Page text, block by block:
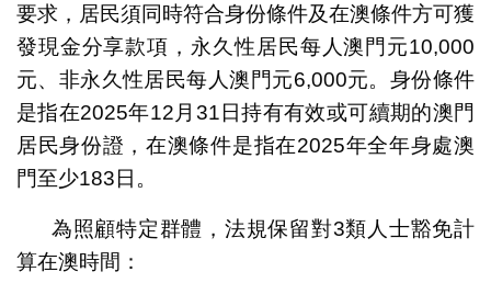
要求，居民須同時符合身份條件及在澳條件方可獲
發現金分享款項，永久性居民每人澳門元10,000
元、非永久性居民每人澳門元6,000元。身份條件
是指在2025年12月31日持有有效或可續期的澳門
居民身份證，在澳條件是指在2025年全年身處澳
門至少183日。
為照顧特定群體，法規保留對3類人士豁免計
算在澳時間：